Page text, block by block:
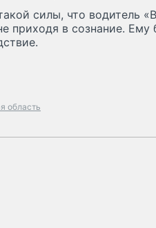
силы, что водитель
приходя в сознание. Ему
область